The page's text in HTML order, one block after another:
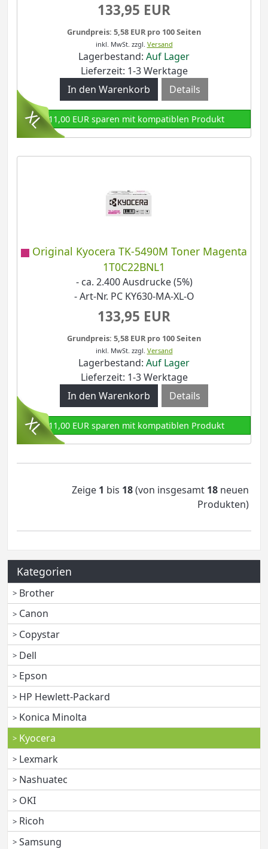
133,95 EUR
Grundpreis: 5,58 EUR pro 100 Seiten
inkl. MwSt. zzgl. Versand
Lagerbestand: Auf Lager
Lieferzeit: 1-3 Werktage
Details
111,00 EUR sparen mit kompatiblen Produkt
Original Kyocera TK-5490M Toner Magenta
1T0C22BNL1
- ca. 2.400 Ausdrucke (5%)
- Art-Nr. PC KY630-MA-XL-O
133,95 EUR
Grundpreis: 5,58 EUR pro 100 Seiten
inkl. MwSt. zzgl. Versand
Lagerbestand: Auf Lager
Lieferzeit: 1-3 Werktage
Details
111,00 EUR sparen mit kompatiblen Produkt
Zeige 1 bis 18(von insgesamt 18 neuen
Produkten)
Kategorien
Brother
Canon
Copystar
Dell
Epson
HP Hewlett-Packard
Konica Minolta
Kyocera
Lexmark
Nashuatec
OKI
Ricoh
Samsung